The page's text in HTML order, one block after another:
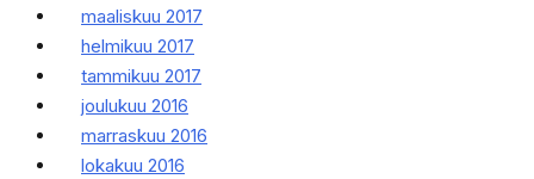
maaliskuu 2017
helmikuu 2017
tammikuu 2017
joulukuu 2016
marraskuu 2016
lokakuu 2016